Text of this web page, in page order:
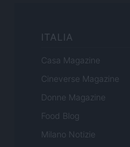
ITALIA
Casa Magazine
Cineverse Magazine
Donne Magazine
Food Blog
Milano Notizie